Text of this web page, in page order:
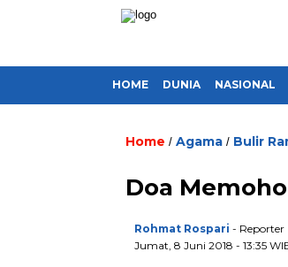
HOME DUNIA NASIONAL
Home / Agama / Bulir
Doa
Rohmat Rospari - Reporter
Jumat, 8 Juni 2018 - 13:35